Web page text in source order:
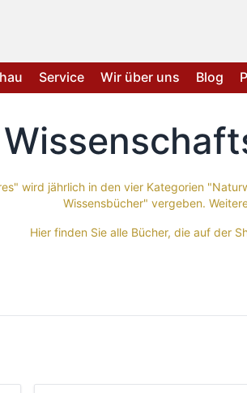
Service Wir über uns Blog
wird jährlich in den vier Kategorien
Wissensbücher" vergeben.
Hier finden Sie alle Bücher, die auf der